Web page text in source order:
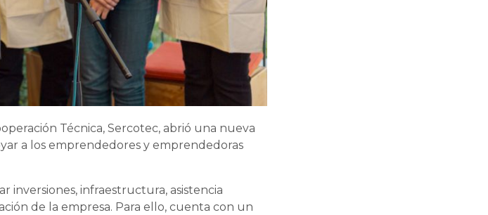
Técnica, Sercotec, abrió una nueva
a los emprendedores y emprendedoras
inversiones, infraestructura, asistencia
de la empresa. Para ello, cuenta con un